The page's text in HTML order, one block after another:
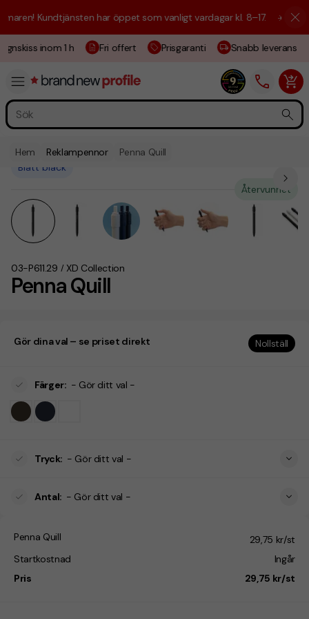
Kundtjänsten har öppet som vanligt vardagar kl. 8–17. ☀️ Vi är
inom 1 h Fri offert Prisgaranti Snabb leverans
Hem Reklampennor Penna Quill
Penna Quill
03-P611.29 / XD Collection
Återvunnet
Blått bläck
Gör dina val – se priset direkt Nollställ
Färger: - Gör ditt val -
Tryck: - Gör ditt val -
Antal: - Gör ditt val -
Penna Quill
29,75 kr/st
Startkostnad
Ingår
Pris
29,75 kr/st